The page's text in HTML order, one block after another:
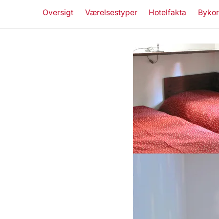
Oversigt Værelsestyper Hotelfakta